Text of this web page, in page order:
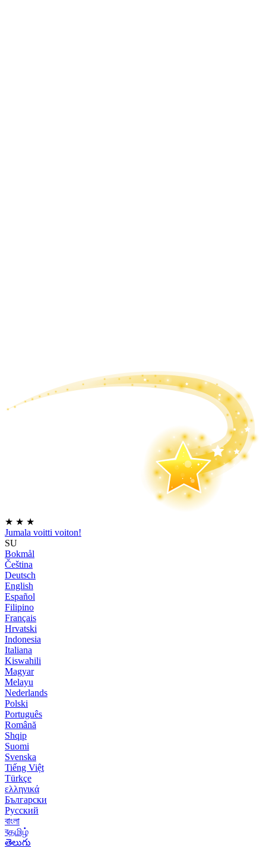
★ ★ ★
Jumala voitti voiton!
SU
Bokmål
Čeština
Deutsch
English
Español
Filipino
Français
Hrvatski
Indonesia
Italiana
Kiswahili
Magyar
Melayu
Nederlands
Polski
Português
Română
Shqip
Suomi
Svenska
Tiếng Việt
Türkçe
ελληνικά
Български
Русский
বাংলা
বதமிழ்
తెలుగు